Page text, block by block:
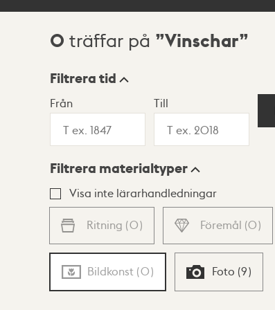
Sökresultat
0 träffar på Vinschar
Visningsläge
Lista Karta
Filtrera tid
Från Till
Filtrera materialtyper
Visa inte lärarhandledningar
Ritning (0) Föremål (0)
Bildkonst (0) Foto (9)